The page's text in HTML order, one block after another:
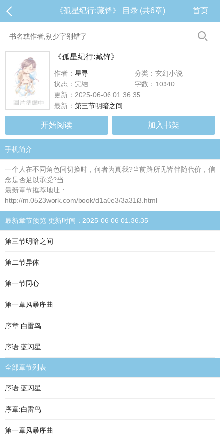
《孤星纪行:藏锋》 目录 (共6章) 首页
《孤星纪行:藏锋》
作者： 星寻
分类：玄幻小说
状态：完结
字数：10340
更新：2025-06-06 01:36:35
最新： 第三节明暗之间
开始阅读 加入书架
手机简介
一个人在不同角色间切换时，何者为真我?当前路所见皆伴随代价，信
念是否足以承受?当 ...
最新章节推荐地址：
http://m.0523work.com/book/d1a0e3/3a31i3.html
最新章节预览 更新时间：2025-06-06 01:36:35
第三节明暗之间
第二节异体
第一节同心
第一章风暴序曲
序章:白雷鸟
序语:蓝闪星
全部章节列表
序语:蓝闪星
序章:白雷鸟
第一章风暴序曲